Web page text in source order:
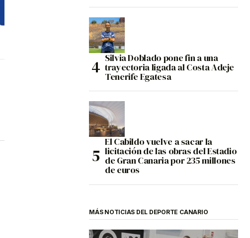
Silvia Doblado pone fin a una
trayectoria ligada al Costa Adeje
Tenerife Egatesa
El Cabildo vuelve a sacar la
licitación de las obras del Estadio
de Gran Canaria por 235 millones
de euros
MÁS NOTICIAS DEL DEPORTE CANARIO